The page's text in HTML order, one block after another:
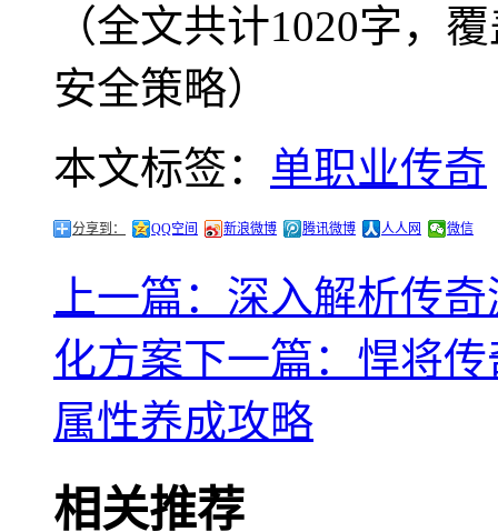
（全文共计1020字，
安全策略）
本文标签： 单职业传奇
分享到： QQ空间 新浪微博 腾讯微博 人人网 微信
上一篇：深入解析传
化方案下一篇：悍将
属性养成攻略
相关推荐